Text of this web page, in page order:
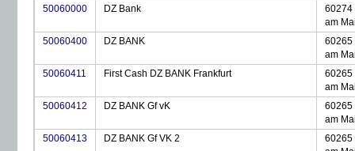
50060000
DZ Bank
60274
am
50060400
DZ BANK
60265
am
50060411
First Cash DZ BANK Frankfurt
60265
am
50060412
DZ BANK Gf vK
60265
am
50060413
DZ BANK Gf VK 2
60265